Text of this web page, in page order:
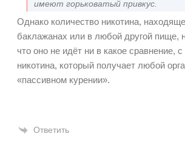
имеют горьковатый привкус.
Однако количество никотина,
баклажанах или в любой другой пище,
что оно не идёт ни в какое сравнение,
никотина, который получает любой
«пассивном курении».
Ответить